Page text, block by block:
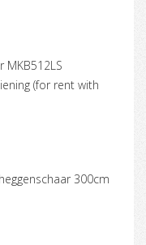
MKB512LS
(for rent with
300cm